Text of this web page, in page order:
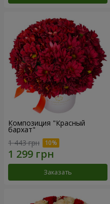
Композиция "Красный
бархат"
1 443 грн
Заказать